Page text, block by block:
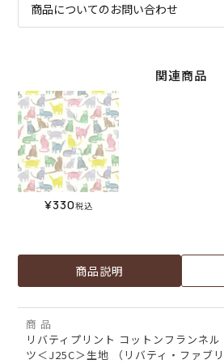
商品についてのお問い合わせ
関連商品
¥330税込
商品説明
商 品
リバティプリント コットンフランネ
ツ＜J25C＞生地 （リバティ・ファブ